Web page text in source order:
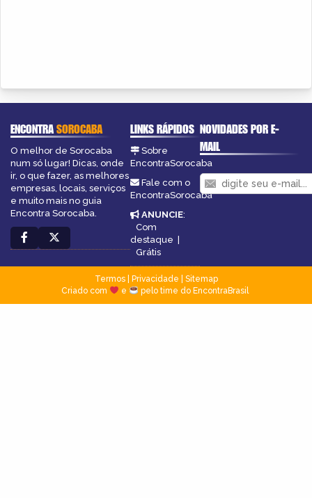
ENCONTRASOROCABA
O melhor de Sorocaba
num só lugar! Dicas, onde
ir, o que fazer, as melhores
empresas, locais, serviços
e muito mais no guia
Encontra Sorocaba.
LINKS RÁPIDOS
Sobre
EncontraSorocaba
Fale com o
EncontraSorocaba
ANUNCIE:
Com
destaque
Grátis
NOVIDADES POR E-
MAIL
Termos| Privacidade
Sitemap
Criado com
e pelo time do EncontraBrasil